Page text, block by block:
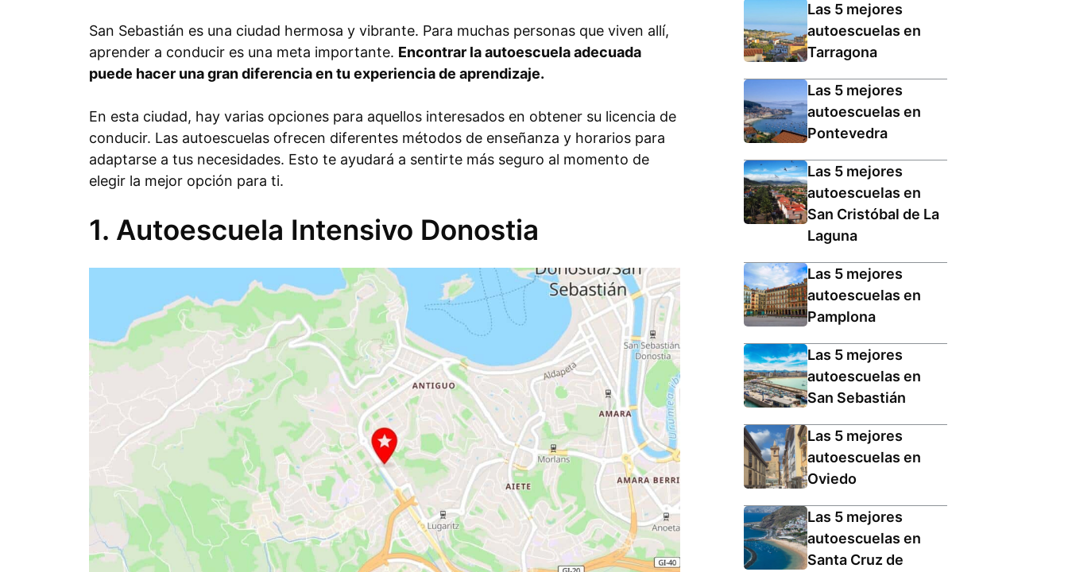
San Sebastián es una ciudad hermosa y vibrante. Para muchas personas que viven allí,
aprender a conducir es una meta importante. Encontrar la autoescuela adecuada
puede hacer una gran diferencia en tu experiencia de aprendizaje.
En esta ciudad, hay varias opciones para aquellos interesados en obtener su licencia de
conducir. Las autoescuelas ofrecen diferentes métodos de enseñanza y horarios para
adaptarse a tus necesidades. Esto te ayudará a sentirte más seguro al momento de
elegir la mejor opción para ti.
1. Autoescuela Intensivo Donostia
Las 5 mejores
autoescuelas en
Tarragona
Las 5 mejores
autoescuelas en
Pontevedra
Las 5 mejores
autoescuelas en
San Cristóbal de La
Laguna
Las 5 mejores
autoescuelas en
Pamplona
Las 5 mejores
autoescuelas en
San Sebastián
Las 5 mejores
autoescuelas en
Oviedo
Las 5 mejores
autoescuelas en
Santa Cruz de